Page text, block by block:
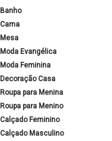
Banho
Cama
Mesa
Moda Evangélica
Moda Feminina
Decoração Casa
Roupa para Menina
Roupa para Menino
Calçado Feminino
Calçado Masculino